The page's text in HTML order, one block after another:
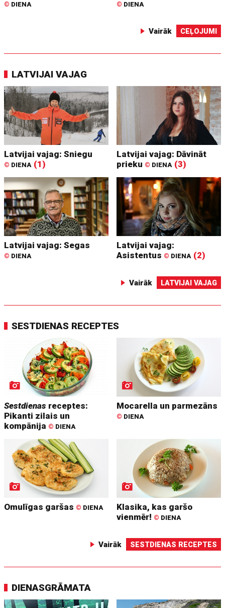
© DIENA © DIENA
Vairāk CEĻOJUMI
LATVIJAI VAJAG
Latvijai vajag: Sniegu
© DIENA (1)
Latvijai vajag: Dāvināt
prieku © DIENA (3)
Latvijai vajag: Segas
© DIENA
Latvijai vajag:
Asistentus © DIENA (2)
Vairāk LATVIJAI VAJAG
SESTDIENAS RECEPTES
Sestdienas receptes:
Pikanti zilais un
kompānija © DIENA
Mocarella un parmezāns
© DIENA
Omulīgas garšas © DIENA
Klasika, kas garšo
vienmēr! © DIENA
Vairāk SESTDIENAS RECEPTES
DIENASGRĀMATA